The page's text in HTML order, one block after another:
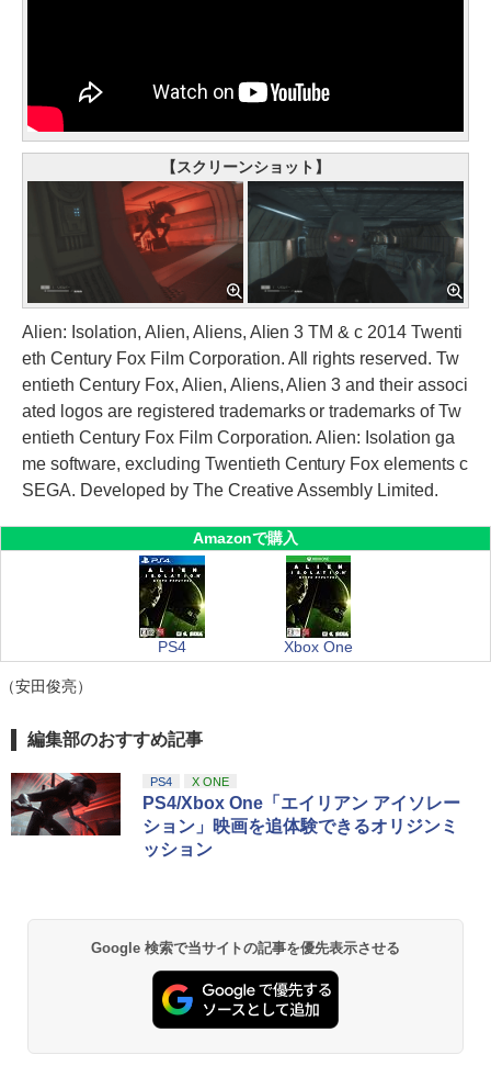
【スクリーンショット】
Alien: Isolation, Alien, Aliens, Alien 3 TM & c 2014 Twenti
eth Century Fox Film Corporation. All rights reserved. Tw
entieth Century Fox, Alien, Aliens, Alien 3 and their associ
ated logos are registered trademarks or trademarks of Tw
entieth Century Fox Film Corporation. Alien: Isolation ga
me software, excluding Twentieth Century Fox elements c
SEGA. Developed by The Creative Assembly Limited.
Amazonで購入
PS4 Xbox One
（安田俊亮）
編集部のおすすめ記事
PS4 X ONE
PS4/Xbox One「エイリアン アイソレー
ション」映画を追体験できるオリジンミ
ッション
Google 検索で当サイトの記事を優先表示させる